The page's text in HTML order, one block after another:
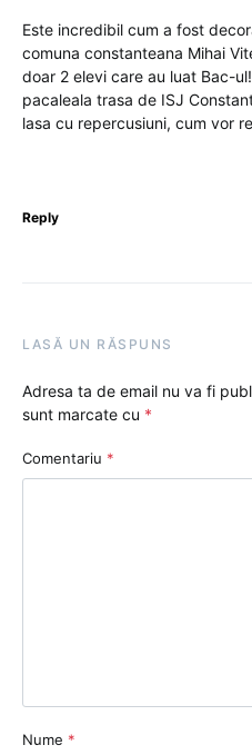
Este incredibil cum a fost
comuna constanteana Mihai
doar 2 elevi care au luat Bac-
pacaleala trasa de ISJ
lasa cu repercusiuni, cum vor
Reply
LASĂ UN RĂSPUNS
Adresa ta de email nu va fi
sunt marcate cu *
Comentariu *
Nume *